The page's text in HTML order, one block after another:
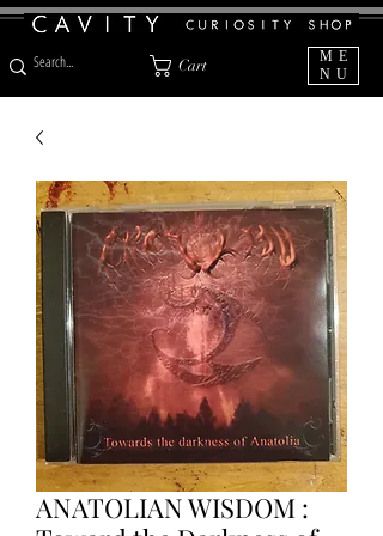
Cart
ME
NU
ANATOLIAN WISDOM :